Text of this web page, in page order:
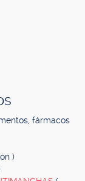
fármacos
)